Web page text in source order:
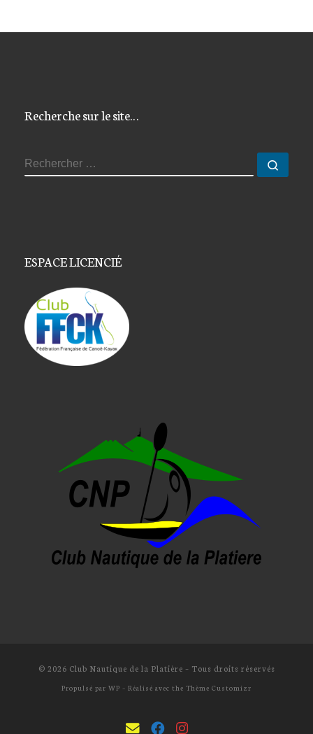
Recherche sur le site…
RECHERCHER
ESPACE LICENCIÉ
© 2026 Club Nautique de la Platière – Tous droits réservés
Propulsé par WP – Réalisé avec the Thème Customizr